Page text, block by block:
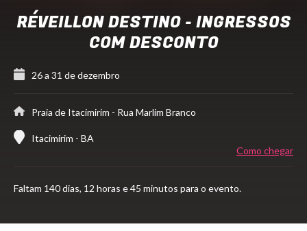
RÉVEILLON DESTINO - INGRESSOS
COM DESCONTO
26 a 31 de dezembro
Praia de Itacimirim - Rua Marlim Branco
Itacimirim - BA
Como chegar
Faltam 140 dias, 12 horas e 45 minutos para o evento.